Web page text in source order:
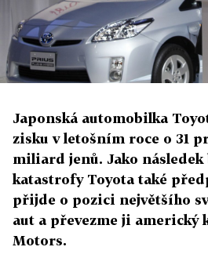
Japonská automobilka
zisku v letošním roce o 31
miliard jenů. Jako následek
katastrofy Toyota také
přijde o pozici největšího
aut a převezme ji americký
Motors.